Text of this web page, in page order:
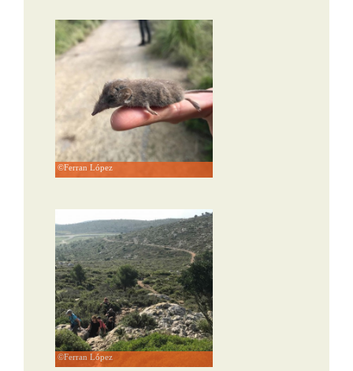
©Ferran López
©Ferran López